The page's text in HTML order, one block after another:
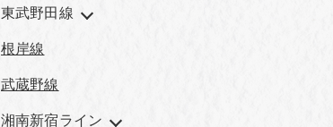
東武野田線
根岸線
武蔵野線
湘南新宿ライン